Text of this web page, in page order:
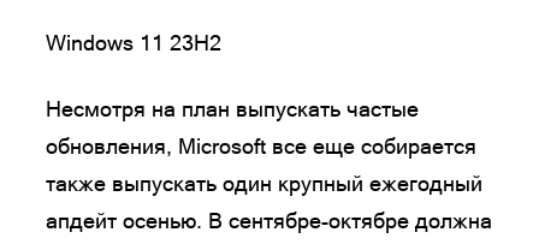
Windows 11 23H2
Несмотря на план выпускать частые
обновления, Microsoft все еще собирается
также выпускать один крупный ежегодный
апдейт осенью. В сентябре-октябре должна